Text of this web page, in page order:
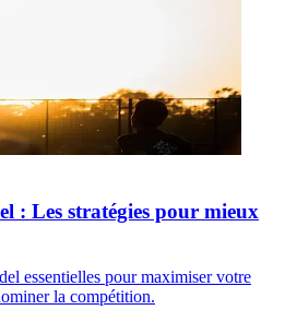
: Les stratégies pour mieux
essentielles pour maximiser votre
la compétition.